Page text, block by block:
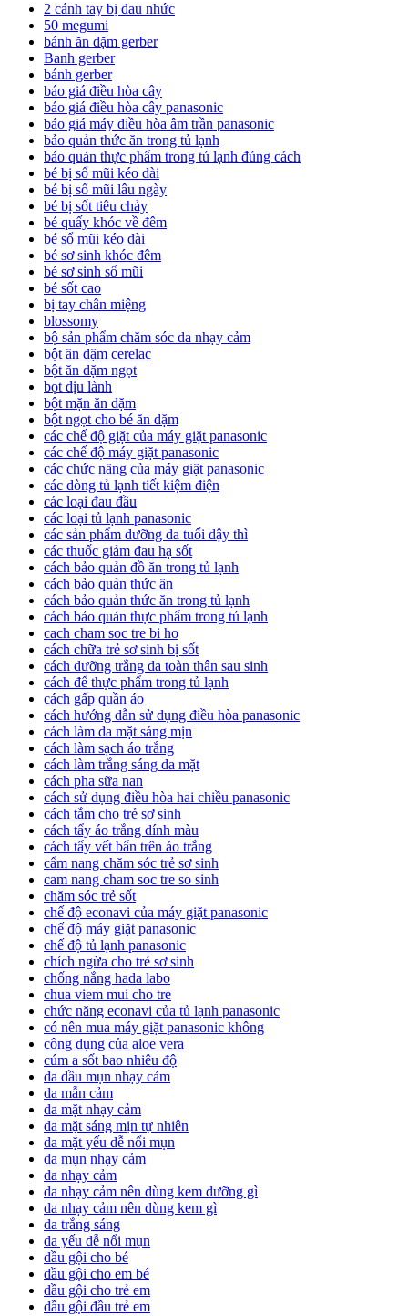
2 cánh tay bị đau nhức
50 megumi
bánh ăn dặm gerber
Banh gerber
bánh gerber
báo giá điều hòa cây
báo giá điều hòa cây panasonic
báo giá máy điều hòa âm trần panasonic
bảo quản thức ăn trong tủ lạnh
bảo quản thực phẩm trong tủ lạnh đúng cách
bé bị sổ mũi kéo dài
bé bị sổ mũi lâu ngày
bé bị sốt tiêu chảy
bé quấy khóc về đêm
bé sổ mũi kéo dài
bé sơ sinh khóc đêm
bé sơ sinh sổ mũi
bé sốt cao
bị tay chân miệng
blossomy
bộ sản phẩm chăm sóc da nhạy cảm
bột ăn dặm cerelac
bột ăn dặm ngọt
bọt dịu lành
bột mặn ăn dặm
bột ngọt cho bé ăn dặm
các chế độ giặt của máy giặt panasonic
các chế độ máy giặt panasonic
các chức năng của máy giặt panasonic
các dòng tủ lạnh tiết kiệm điện
các loại đau đầu
các loại tủ lạnh panasonic
các sản phẩm dưỡng da tuổi dậy thì
các thuốc giảm đau hạ sốt
cách bảo quản đồ ăn trong tủ lạnh
cách bảo quản thức ăn
cách bảo quản thức ăn trong tủ lạnh
cách bảo quản thực phẩm trong tủ lạnh
cach cham soc tre bi ho
cách chữa trẻ sơ sinh bị sốt
cách dưỡng trắng da toàn thân sau sinh
cách để thực phẩm trong tủ lạnh
cách gấp quần áo
cách hướng dẫn sử dụng điều hòa panasonic
cách làm da mặt sáng mịn
cách làm sạch áo trắng
cách làm trắng sáng da mặt
cách pha sữa nan
cách sử dụng điều hòa hai chiều panasonic
cách tắm cho trẻ sơ sinh
cách tẩy áo trắng dính màu
cách tẩy vết bẩn trên áo trắng
cẩm nang chăm sóc trẻ sơ sinh
cam nang cham soc tre so sinh
chăm sóc trẻ sốt
chế độ econavi của máy giặt panasonic
chế độ máy giặt panasonic
chế độ tủ lạnh panasonic
chích ngừa cho trẻ sơ sinh
chống nắng hada labo
chua viem mui cho tre
chức năng econavi của tủ lạnh panasonic
có nên mua máy giặt panasonic không
công dụng của aloe vera
cúm a sốt bao nhiêu độ
da dầu mụn nhạy cảm
da mẫn cảm
da mặt nhạy cảm
da mặt sáng mịn tự nhiên
da mặt yếu dễ nổi mụn
da mụn nhạy cảm
da nhạy cảm
da nhạy cảm nên dùng kem dưỡng gì
da nhạy cảm nên dùng kem gì
da trắng sáng
da yếu dễ nổi mụn
dầu gội cho bé
dầu gội cho em bé
dầu gội cho trẻ em
dầu gội đầu trẻ em